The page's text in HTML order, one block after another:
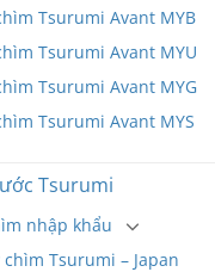
Tsurumi Avant MYB
Tsurumi Avant MYU
Tsurumi Avant MYG
Tsurumi Avant MYS
Tsurumi
nhập khẩu
Tsurumi – Japan